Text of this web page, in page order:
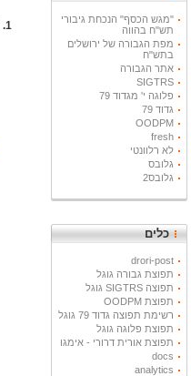
"מגש הכסף" הנכחת גיבורי
תש"ח בהווה
מפת הגבורה של ירושלים
בתש"ח
אתר הגבורה
SIGTRS
פלוגה י' מגדוד 79
גדוד 79
OODPM
fresh
לא רלוונטי
גלובס
גלובס2
כלים
drori-post
תפוצת גבורה גוגל
תפוצה SIGTRS גוגל
תפוצת OODPM
רשימת תפוצה גדוד 79 גוגל
תפוצת פלוגה גוגל
תפוצת אורית דרורי - אימגו
docs
analytics